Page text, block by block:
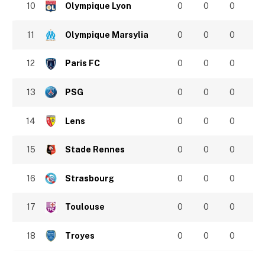
10 Olympique Lyon 0 0 0
11 Olympique Marsylia 0 0 0
12 Paris FC 0 0 0
13 PSG 0 0 0
14 Lens 0 0 0
15 Stade Rennes 0 0 0
16 Strasbourg 0 0 0
17 Toulouse 0 0 0
18 Troyes 0 0 0